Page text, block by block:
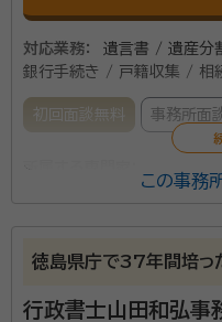
対応業務：
遺言書 / 遺産分
銀行手続き / 戸籍収集 / 相
初回面談無料 事務所面
資格等：行政書士
この事務
徳島県庁で37年間培っ
行政書士山田和弘事